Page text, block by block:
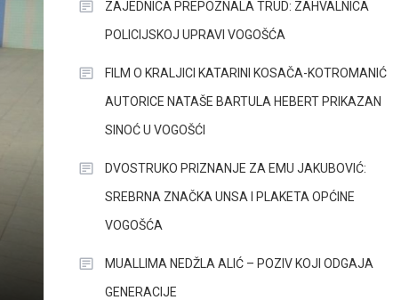
ZAJEDNICA PREPOZNALA TRUD: ZAHVALNICA
POLICIJSKOJ UPRAVI VOGOŠĆA
FILM O KRALJICI KATARINI KOSAČA-KOTROMANIĆ
AUTORICE NATAŠE BARTULA HEBERT PRIKAZAN
SINOĆ U VOGOŠĆI
DVOSTRUKO PRIZNANJE ZA EMU JAKUBOVIĆ:
SREBRNA ZNAČKA UNSA I PLAKETA OPĆINE
VOGOŠĆA
MUALLIMA NEDŽLA ALIĆ – POZIV KOJI ODGAJA
GENERACIJE